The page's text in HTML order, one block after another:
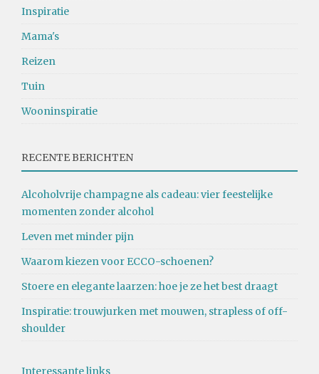
Inspiratie
Mama's
Reizen
Tuin
Wooninspiratie
RECENTE BERICHTEN
Alcoholvrije champagne als cadeau: vier feestelijke
momenten zonder alcohol
Leven met minder pijn
Waarom kiezen voor ECCO-schoenen?
Stoere en elegante laarzen: hoe je ze het best draagt
Inspiratie: trouwjurken met mouwen, strapless of off-
shoulder
Interessante links